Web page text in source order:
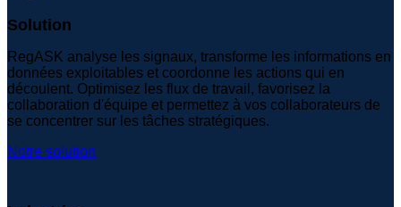
Solution
RegASK analyse les signaux, transforme les informations en
données exploitables et coordonne les actions qui en
découlent. Optimisez les flux de travail, favorisez la
collaboration d'équipe et permettez à vos collaborateurs de
se concentrer sur les tâches stratégiques.
Notre solution